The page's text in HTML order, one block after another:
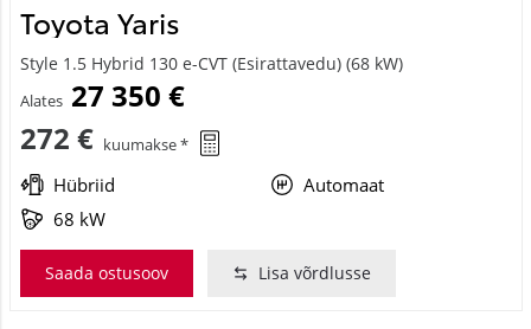
Toyota Yaris
Style 1.5 Hybrid 130 e-CVT (Esirattavedu) (68 kW)
Alates 27 350 €
272 € kuumakse *
Hübriid
Automaat
68 kW
Saada ostusoov Lisa võrdlusse